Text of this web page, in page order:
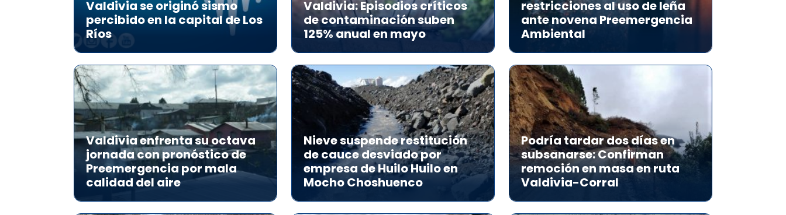
Valdivia se originó sismo
percibido en la capital de Los
Ríos
Valdivia: Episodios críticos
de contaminación suben
125% anual en mayo
restricciones al uso de leña
ante novena Preemergencia
Ambiental
Valdivia enfrenta su octava
jornada con pronóstico de
Preemergencia por mala
calidad del aire
Nieve suspende restitución
de cauce desviado por
empresa de Huilo Huilo en
Mocho Choshuenco
Podría tardar dos días en
subsanarse: Confirman
remoción en masa en ruta
Valdivia-Corral